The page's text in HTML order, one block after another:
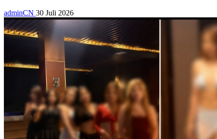
adminCN 30 Juli 2026